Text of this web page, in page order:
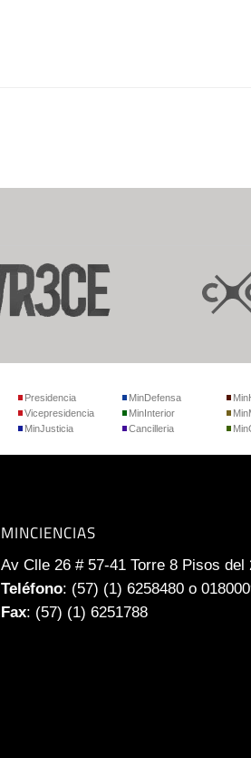
Presidencia
Vicepresidencia
MinJusticia
MinDefensa
MinInterior
Cancilleria
MINCIENCIAS
Av Clle 26 # 57-41 Torre 8 Pisos del
Teléfono: (57) (1) 6258480 o
Fax: (57) (1) 6251788